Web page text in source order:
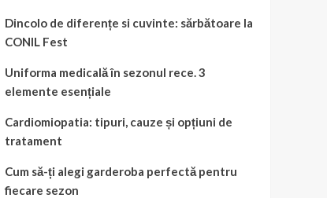
Dincolo de diferențe si cuvinte: sărbătoare la
CONIL Fest
Uniforma medicală în sezonul rece. 3
elemente esențiale
Cardiomiopatia: tipuri, cauze și opțiuni de
tratament
Cum să-ți alegi garderoba perfectă pentru
fiecare sezon